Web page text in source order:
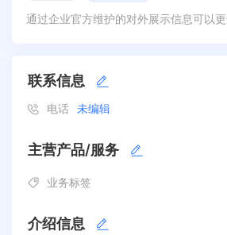
通过企业官方维护的对外展示信息可以
联系信息
电话 未编辑
主营产品/服务
业务标签
介绍信息